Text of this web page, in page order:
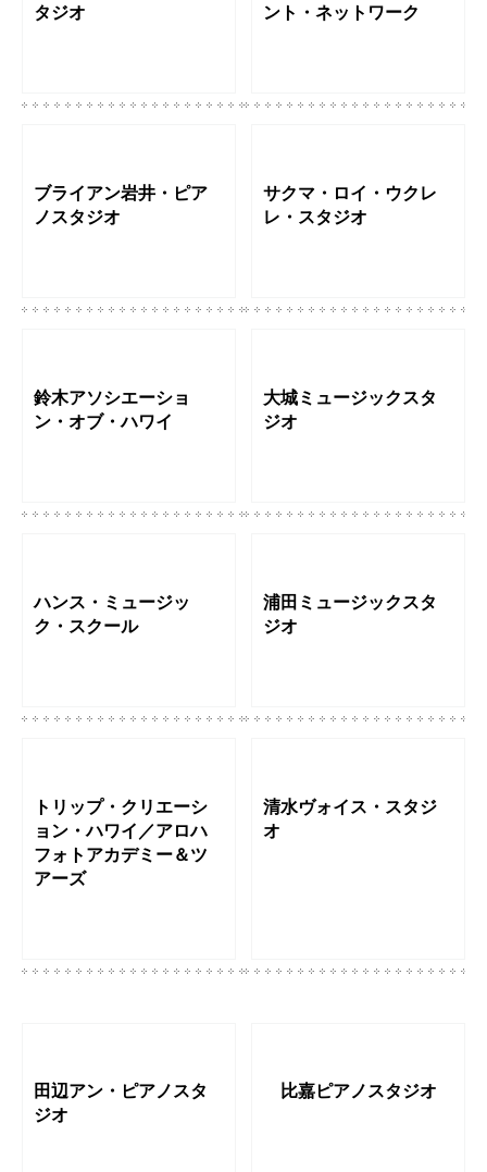
タジオ
ント・ネットワーク
ブライアン岩井・ピア
ノスタジオ
サクマ・ロイ・ウクレ
レ・スタジオ
鈴木アソシエーショ
ン・オブ・ハワイ
大城ミュージックスタ
ジオ
ハンス・ミュージッ
ク・スクール
浦田ミュージックスタ
ジオ
トリップ・クリエーシ
ョン・ハワイ／アロハ
フォトアカデミー＆ツ
アーズ
清水ヴォイス・スタジ
オ
田辺アン・ピアノスタ
ジオ
比嘉ピアノスタジオ